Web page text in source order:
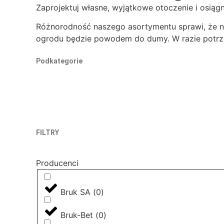
Zaprojektuj własne, wyjątkowe otoczenie i
Różnorodność naszego asortymentu sprawi, że
ogrodu będzie powodem do dumy. W razie
budżetu. Ekskluzywny wygląd Twojego
Aranżacja ogrodu musi współgrać z
dzięki którym będziesz mógł zaprojektować
dodadzą Twojej koncepcji uroku. Posiadamy w
Podkategorie
FILTRY
Producenci
Bruk SA (0)
Bruk-Bet (0)